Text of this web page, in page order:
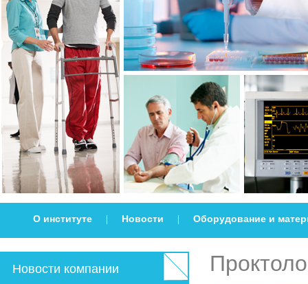
О институте Новости Оборудование и
Новости компании